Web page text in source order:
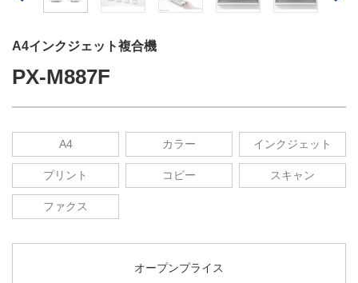
A4インクジェット複合機
PX-M887F
A4 カラー インクジェット
プリント コピー スキャン
ファクス
オープンプライス